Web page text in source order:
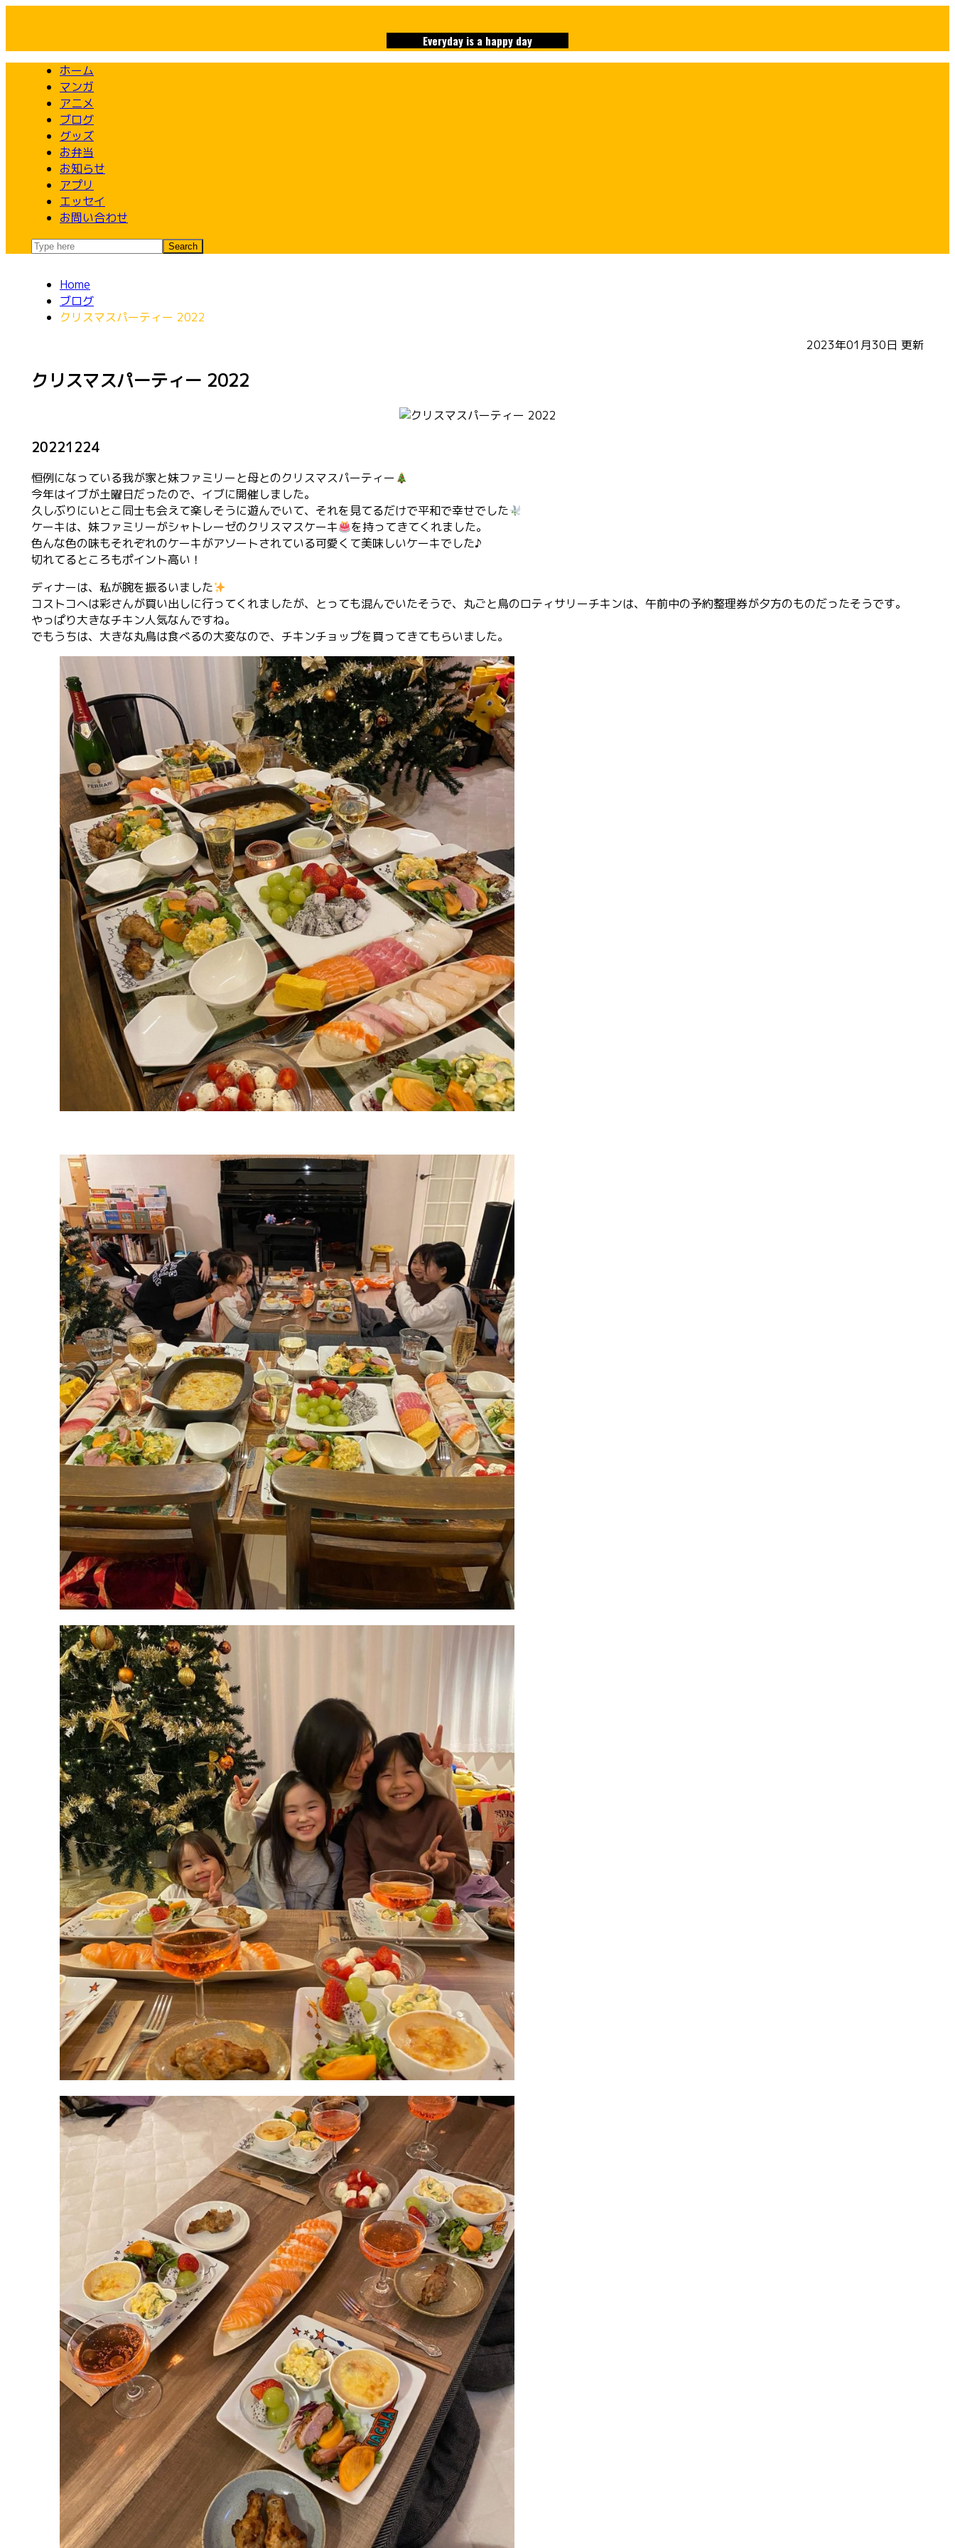
Everyday is a happy day
ホーム
マンガ
アニメ
ブログ
グッズ
お弁当
お知らせ
アプリ
エッセイ
お問い合わせ
Home
ブログ
クリスマスパーティー 2022
2023年01月30日 更新
クリスマスパーティー 2022
20221224
恒例になっている我が家と妹ファミリーと母とのクリスマスパーティー
今年はイブが土曜日だったので、イブに開催しました。
久しぶりにいとこ同士も会えて楽しそうに遊んでいて、それを見てるだけで平和で幸せでした
ケーキは、妹ファミリーがシャトレーゼのクリスマスケーキ
を持ってきてくれました。
色んな色の味もそれぞれのケーキがアソートされている可愛くて美味しいケーキでした♪
切れてるところもポイント高い！
ディナーは、私が腕を振るいました
コストコへは彩さんが買い出しに行ってくれましたが、とっても混んでいたそうで、丸ごと鳥のロティサリーチキンは、午前中の予約整理券が夕方のものだったそうです。
やっぱり大きなチキン人気なんですね。
でもうちは、大きな丸鳥は食べるの大変なので、チキンチョップを買ってきてもらいました。